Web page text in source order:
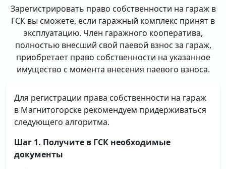
Зарегистрировать право собственности на гараж в
ГСК вы сможете, если гаражный комплекс принят в
эксплуатацию. Член гаражного кооператива,
полностью внесший свой паевой взнос за гараж,
приобретает право собственности на указанное
имущество с момента внесения паевого взноса.
Для регистрации права собственности на гараж
в Магнитогорске рекомендуем придерживаться
следующего алгоритма.
Шаг 1. Получите в ГСК необходимые
документы